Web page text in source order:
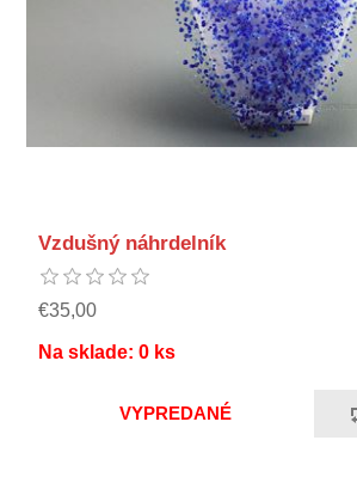
Vzdušný náhrdelník
€35,00
Na sklade: 0 ks